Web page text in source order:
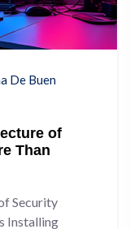
De Buen
of
Than
Security
Installing